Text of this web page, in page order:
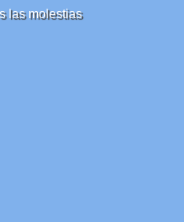
las molestias